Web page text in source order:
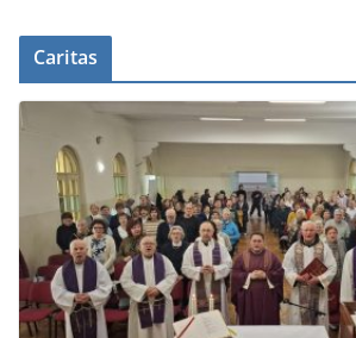
Caritas